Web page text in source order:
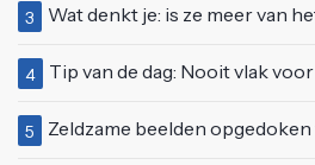
3 Wat denkt je: is ze meer van het badpak
4 Tip van de dag: Nooit vlak voor
5 Zeldzame beelden opgedoken van